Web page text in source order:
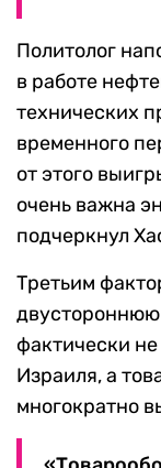
Политолог
в работе
технических
временного
от этого
очень важна
подчеркнул
Третьим
двустороннюю
фактически
Израиля, а
многократно